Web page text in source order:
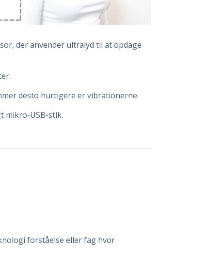
der anvender ultralyd til at opdage
desto hurtigere er vibrationerne.
mikro-USB-stik.
forståelse eller fag hvor